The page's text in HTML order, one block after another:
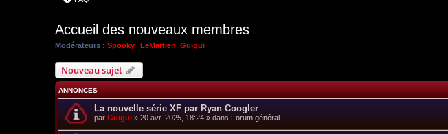
Accueil des nouveaux membres
Modérateurs : Spooky. LeMartien Guigui
Nouveau sujet
ANNONCES
La nouvelle série XF par Ryan Coogler
par Guigui » 20 avr. 2025, 18:24 » dans Forum général